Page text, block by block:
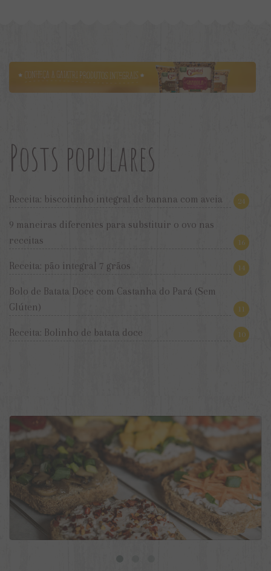
Posts populares
Receita: biscoitinho integral de banana com aveia 24
9 maneiras diferentes para substituir o ovo nas
receitas
16
Receita: pão integral 7 grãos 14
Bolo de Batata Doce com Castanha do Pará (Sem
Glúten)
11
Receita: Bolinho de batata doce 10